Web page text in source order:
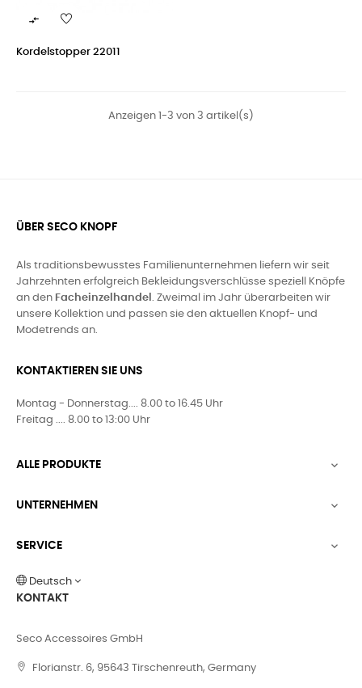

Kordelstopper 22011
Anzeigen 1-3 von 3 artikel(s)
ÜBER SECO KNOPF
Als traditionsbewusstes Familienunternehmen liefern wir seit
Jahrzehnten erfolgreich Bekleidungsverschlüsse speziell Knöpfe
an den Facheinzelhandel
. Zweimal im Jahr überarbeiten wir
unsere Kollektion und passen sie den aktuellen Knopf- und
Modetrends an.
KONTAKTIEREN SIE UNS
Montag - Donnerstag.... 8.00 to 16.45 Uhr
Freitag .... 8.00 to 13:00 Uhr
ALLE PRODUKTE 
UNTERNEHMEN 
SERVICE 
Deutsch
KONTAKT
Seco Accessoires GmbH
Florianstr. 6, 95643 Tirschenreuth, Germany